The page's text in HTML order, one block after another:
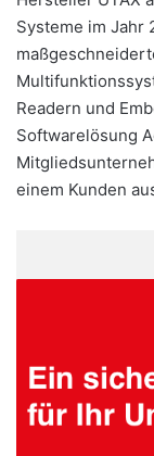
Systeme im Jahr
Readern und
Softwarelösung
einem Kunden